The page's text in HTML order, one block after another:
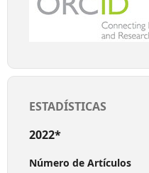
ESTADÍSTICAS
2022*
Número de Artículos